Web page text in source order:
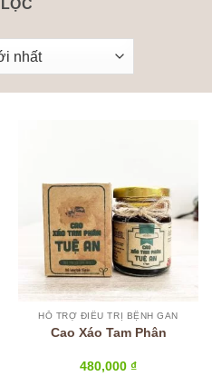
LỌC
HỖ TRỢ ĐIỀU TRỊ BỆNH GAN
Cao Xáo Tam Phân
480,000 ₫